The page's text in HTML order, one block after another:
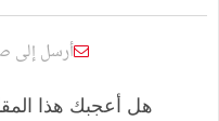
أرسل إلى
هل أعجبك هذا